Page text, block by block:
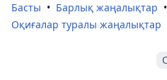
Басты
Барлық жаңалықтар
Оқиғалар туралы жаңалықтар